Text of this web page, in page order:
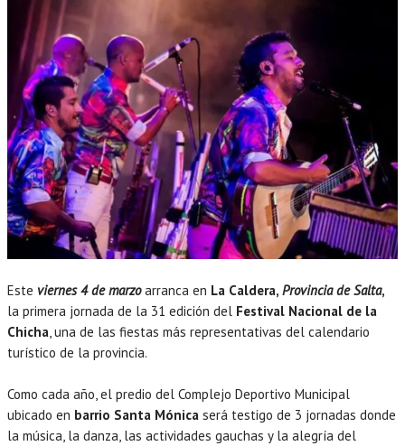
Este viernes 4 de marzoarranca en La Caldera, Provincia de Salta,
la primera jornada de la 31 edición del Festival Nacional de la
Chicha, una de las fiestas más representativas del calendario
turístico de la provincia.
Como cada año, el predio del Complejo Deportivo Municipal
ubicado en barrio Santa Mónica será testigo de 3 jornadas donde
la música, la danza, las actividades gauchas y la alegría del